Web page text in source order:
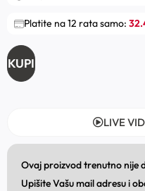
Platite na 12 rata samo:
KUPI
LIVE
Ovaj proizvod trenutno nije
Upišite Vašu mail adresu i